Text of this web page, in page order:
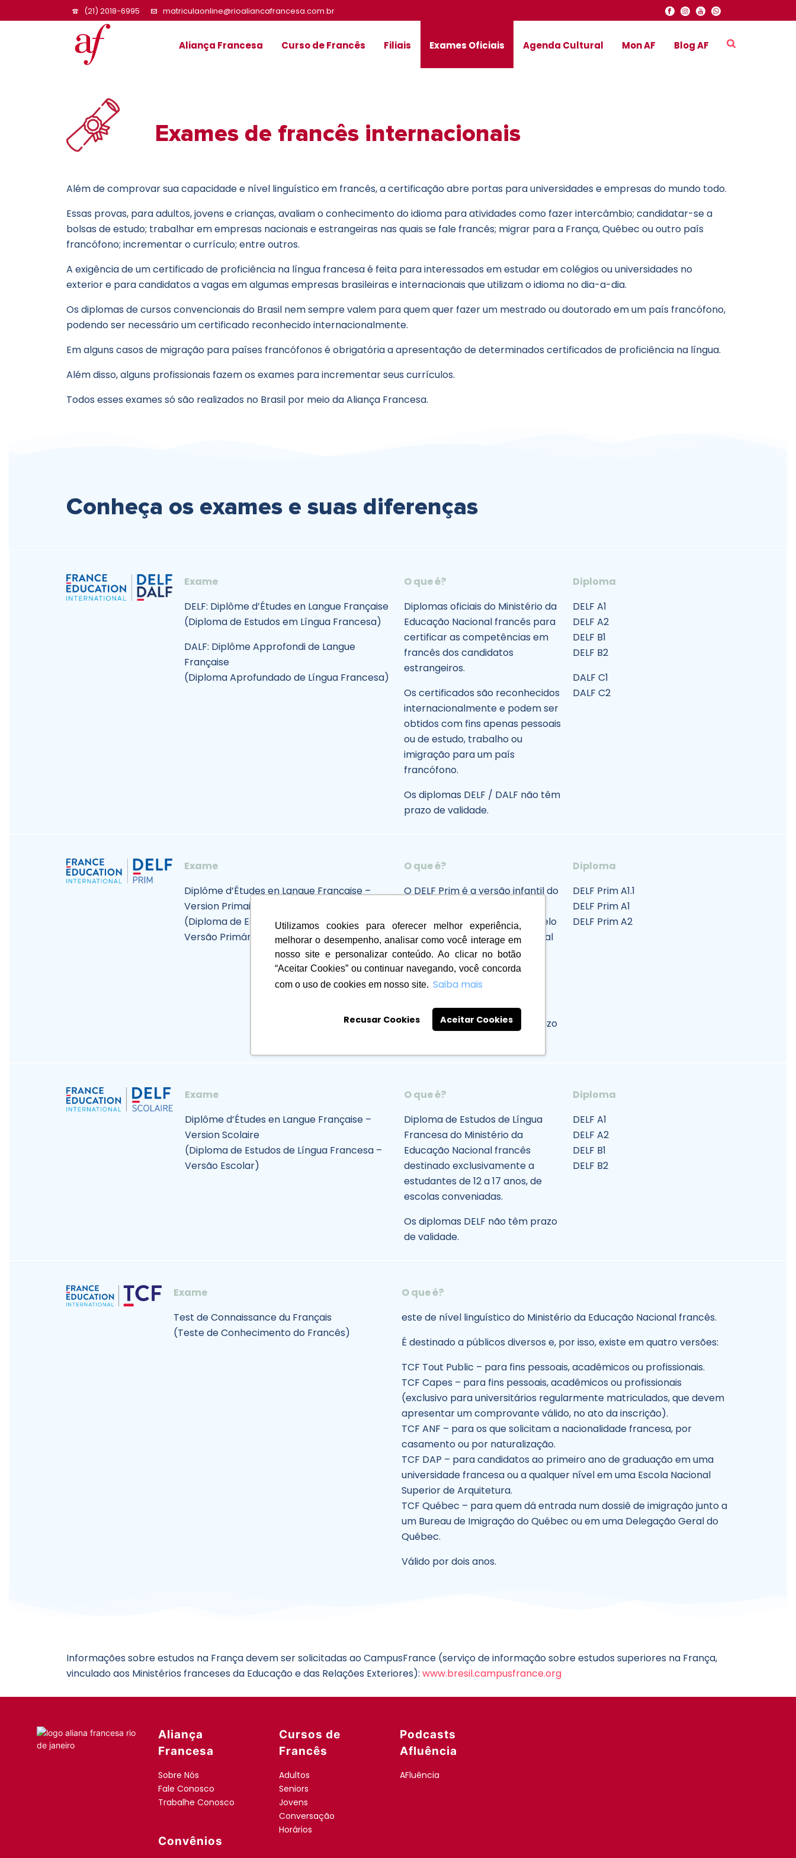
Utilizamos cookies para oferecer melhor experiência,
melhorar o desempenho, analisar como você interage em
nosso site e personalizar conteúdo. Ao clicar no botão
“Aceitar Cookies” ou continuar navegando, você concorda
com o uso de cookies em nosso site. Saiba mais
Recusar Cookies Aceitar Cookies
(21) 2018-6995 matriculaonline@rioaliancafrancesa.com.br
Aliança Francesa Curso de Francês Filiais Exames Oficiais Agenda Cultural Mon AF Blog AF
Exames de francês internacionais
Além de comprovar sua capacidade e nível linguístico em francês, a certificação abre portas para universidades e empresas do mundo todo.
Essas provas, para adultos, jovens e crianças, avaliam o conhecimento do idioma para atividades como fazer intercâmbio; candidatar-se a
bolsas de estudo; trabalhar em empresas nacionais e estrangeiras nas quais se fale francês; migrar para a França, Québec ou outro país
francófono; incrementar o currículo; entre outros.
A exigência de um certificado de proficiência na língua francesa é feita para interessados em estudar em colégios ou universidades no
exterior e para candidatos a vagas em algumas empresas brasileiras e internacionais que utilizam o idioma no dia-a-dia.
Os diplomas de cursos convencionais do Brasil nem sempre valem para quem quer fazer um mestrado ou doutorado em um país francófono,
podendo ser necessário um certificado reconhecido internacionalmente.
Em alguns casos de migração para países francófonos é obrigatória a apresentação de determinados certificados de proficiência na língua.
Além disso, alguns profissionais fazem os exames para incrementar seus currículos.
Todos esses exames só são realizados no Brasil por meio da Aliança Francesa.
Conheça os exames e suas diferenças
Exame
DELF: Diplôme d’Études en Langue Française
(Diploma de Estudos em Língua Francesa)
DALF: Diplôme Approfondi de Langue
Française
(Diploma Aprofundado de Língua Francesa)
O que é?
Diplomas oficiais do Ministério da
Educação Nacional francês para
certificar as competências em
francês dos candidatos
estrangeiros.
Os certificados são reconhecidos
internacionalmente e podem ser
obtidos com fins apenas pessoais
ou de estudo, trabalho ou
imigração para um país
francófono.
Os diplomas DELF / DALF não têm
prazo de validade.
Diploma
DELF A1
DELF A2
DELF B1
DELF B2
DALF C1
DALF C2
Exame
Diplôme d’Études en Langue Française –
Version Primaire
(Diploma de Estudos de Língua Francesa –
Versão Primário)
O que é?
O DELF Prim é a versão infantil do
Língua Francesa, concedido pelo
Ministério da Educação Nacional
francês, e serve para que
crianças entre 8 e 12 anos
possam certificar suas
Os diplomas DELF não têm prazo
Diploma
DELF Prim A1.1
DELF Prim A1
DELF Prim A2
Exame
Diplôme d’Études en Langue Française –
Version Scolaire
(Diploma de Estudos de Língua Francesa –
Versão Escolar)
O que é?
Diploma de Estudos de Língua
Francesa do Ministério da
Educação Nacional francês
destinado exclusivamente a
estudantes de 12 a 17 anos, de
escolas conveniadas.
Os diplomas DELF não têm prazo
de validade.
Diploma
DELF A1
DELF A2
DELF B1
DELF B2
Exame
Test de Connaissance du Français
(Teste de Conhecimento do Francês)
O que é?
este de nível linguístico do Ministério da Educação Nacional francês.
É destinado a públicos diversos e, por isso, existe em quatro versões:
TCF Tout Public – para fins pessoais, acadêmicos ou profissionais.
TCF Capes – para fins pessoais, acadêmicos ou profissionais
(exclusivo para universitários regularmente matriculados, que devem
apresentar um comprovante válido, no ato da inscrição).
TCF ANF – para os que solicitam a nacionalidade francesa, por
casamento ou por naturalização.
TCF DAP – para candidatos ao primeiro ano de graduação em uma
universidade francesa ou a qualquer nível em uma Escola Nacional
Superior de Arquitetura.
TCF Québec – para quem dá entrada num dossiê de imigração junto a
um Bureau de Imigração do Québec ou em uma Delegação Geral do
Québec.
Válido por dois anos.
Informações sobre estudos na França devem ser solicitadas ao CampusFrance (serviço de informação sobre estudos superiores na França,
vinculado aos Ministérios franceses da Educação e das Relações Exteriores): www.bresil.campusfrance.org
Aliança
Francesa
Sobre Nós
Fale Conosco
Trabalhe Conosco
Convênios
Cursos de
Francês
Adultos
Seniors
Jovens
Conversação
Horários
Podcasts
Afluência
AFluência